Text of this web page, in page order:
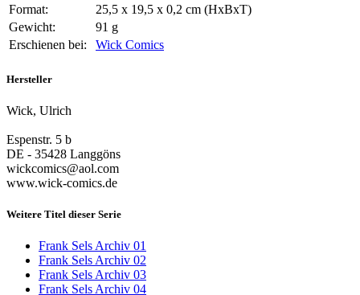
Format:
25,5 x 19,5 x 0,2 cm (HxBxT)
Gewicht:
91 g
Erschienen bei:
Wick Comics
Hersteller
Wick, Ulrich
Espenstr. 5 b
DE - 35428 Langgöns
wickcomics@aol.com
www.wick-comics.de
Weitere Titel dieser Serie
Frank Sels Archiv 01
Frank Sels Archiv 02
Frank Sels Archiv 03
Frank Sels Archiv 04